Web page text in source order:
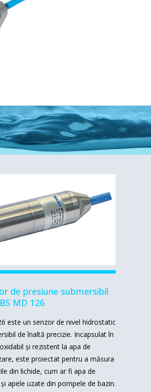
de presiune submersibil
MD 126
este un senzor de nivel hidrostatic
de înaltă precizie. Incapsulat în
și rezistent la apa de
este proiectat pentru a măsura
din lichide, cum ar fi apa de
apele uzate din pompele de bazin.